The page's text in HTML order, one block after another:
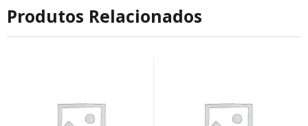
Produtos Relacionados